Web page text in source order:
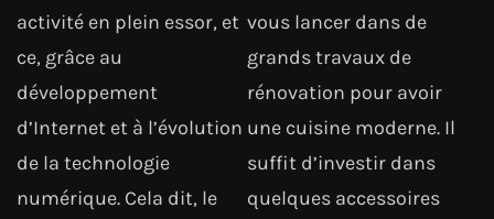
activité en plein essor, et
ce, grâce au
développement
d’Internet et à l’évolution
de la technologie
numérique. Cela dit, le
vous lancer dans de
grands travaux de
rénovation pour avoir
une cuisine moderne. Il
suffit d’investir dans
quelques accessoires